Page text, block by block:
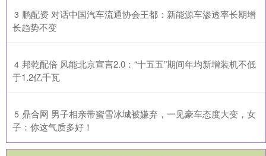
3 ​鹏配资 对话中国汽车流通协会王都：新能源车渗透率长期增
长趋势不变
4 ​邦乾配倍 风能北京宣言2.0：“十五五”期间年均新增装机不低
于1.2亿千瓦
5 ​鼎合网 男子相亲带蜜雪冰城被嫌弃，一见豪车态度大变，女
子：你这气质多好！